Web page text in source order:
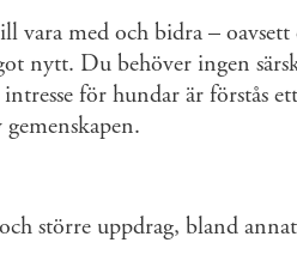
vara med och bidra –
nytt. Du behöver ingen
för hundar är förstås
större uppdrag, bland